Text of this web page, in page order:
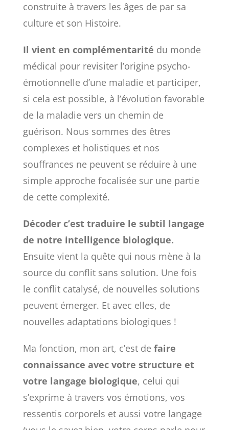
construite à travers les âges de par sa
culture et son Histoire.
Il vient en complémentarité du monde
médical pour revisiter l’origine psycho-
émotionnelle d’une maladie et participer,
si cela est possible, à l’évolution favorable
de la maladie vers un chemin de
guérison. Nous sommes des êtres
complexes et holistiques et nos
souffrances ne peuvent se réduire à une
simple approche focalisée sur une partie
de cette complexité.
Décoder c’est traduire le subtil langage
de notre intelligence biologique.
Ensuite vient la quête qui nous mène à la
source du conflit sans solution. Une fois
le conflit catalysé, de nouvelles solutions
peuvent émerger. Et avec elles, de
nouvelles adaptations biologiques !
Ma fonction, mon art, c’est de faire
connaissance avec votre structure et
votre langage biologique, celui qui
s’exprime à travers vos émotions, vos
ressentis corporels et aussi votre langage